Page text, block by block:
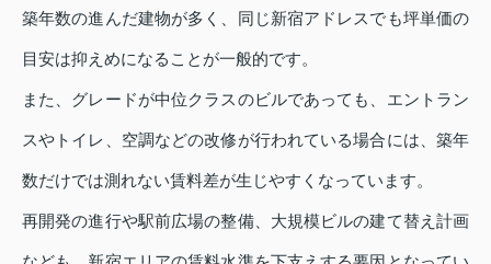
築年数の進んだ建物が多く、同じ新宿アドレスでも坪単価の
目安は抑えめになることが一般的です。
また、グレードが中位クラスのビルであっても、エントラン
スやトイレ、空調などの改修が行われている場合には、築年
数だけでは測れない賃料差が生じやすくなっています。
再開発の進行や駅前広場の整備、大規模ビルの建て替え計画